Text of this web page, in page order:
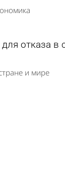
отказа в
и мире